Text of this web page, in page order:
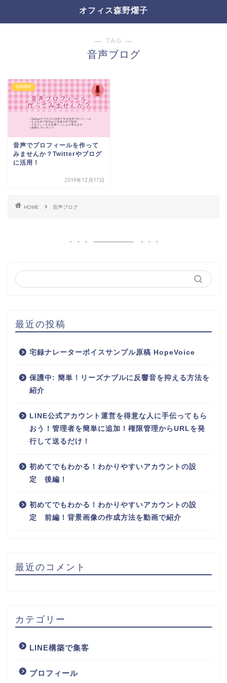
オフィス森野燿子
― TAG ―
音声ブログ
宅録機材
音声でプロフィールを作って
みませんか？Twitterやブログ
に活用！
2019年12月17日
HOME 音声ブログ
最近の投稿
宅録ナレーターボイスサンプル原稿 HopeVoice
保護中: 簡単！リーズナブルに反響音を抑える方法を
紹介
LINE公式アカウント運営を得意な人に手伝ってもら
おう！管理者を簡単に追加！権限管理からURLを発
行して送るだけ！
初めてでもわかる！わかりやすいアカウントの設
定 後編！
初めてでもわかる！わかりやすいアカウントの設
定 前編！背景画像の作成方法を動画で紹介
最近のコメント
カテゴリー
LINE構築で集客
プロフィール